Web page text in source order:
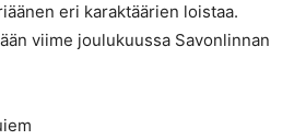
eri karaktäärien loistaa.
viime joulukuussa Savonlinnan